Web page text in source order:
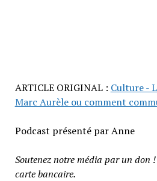
ARTICLE ORIGINAL : Culture -
Marc Aurèle ou comment
Podcast présenté par Anne
Soutenez notre média par un don
carte bancaire.